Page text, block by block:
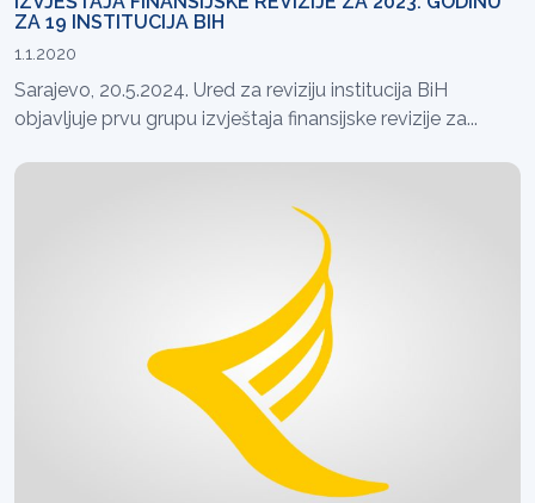
ZA 19 INSTITUCIJA BIH
1.1.2020
Sarajevo, 20.5.2024. Ured za reviziju institucija BiH
objavljuje prvu grupu izvještaja finansijske revizije za...